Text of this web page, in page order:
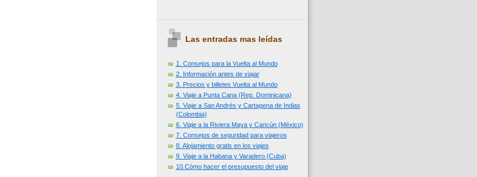
Las entradas mas leídas
1. Consejos para la Vuelta al Mundo
2. Información antes de viajar
3. Precios y billetes Vuelta al Mundo
4. Viaje a Punta Cana (Rep. Dominicana)
5. Viaje a San Andrés y Cartagena de Indias
(Colombia)
6. Viaje a la Riviera Maya y Cancún (México)
7. Consejos de seguridad para viajeros
8. Alojamiento gratis en los viajes
9. Viaje a la Habana y Varadero (Cuba)
10.Cómo hacer el presupuesto del viaje